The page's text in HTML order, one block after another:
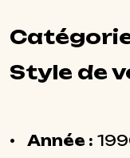
Style de
Année :